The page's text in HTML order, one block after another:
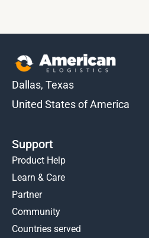
Dallas, Texas
United States of America
Support
Product Help
Learn & Care
Partner
Community
Countries served